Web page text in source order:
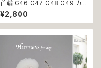
首輪 G46 G47 G48 G49 カラ
ー アクセサリー 鈴付き ストーン
小型犬 犬 猫 犬服 猫服 犬の服
猫の服 ペット 返品交換不可
¥2,800